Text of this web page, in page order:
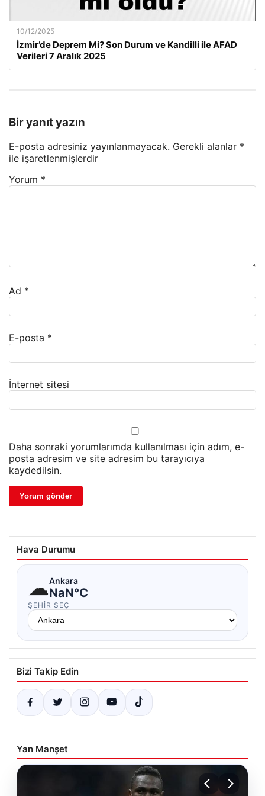
10/12/2025
İzmir’de Deprem Mi? Son Durum ve Kandilli ile AFAD
Verileri 7 Aralık 2025
Bir yanıt yazın
E-posta adresiniz yayınlanmayacak. Gerekli alanlar *
ile işaretlenmişlerdir
Yorum *
Ad *
E-posta *
İnternet sitesi
Daha sonraki yorumlarımda kullanılması için adım, e-
posta adresim ve site adresim bu tarayıcıya
kaydedilsin.
Hava Durumu
☁Ankara
NaN°C
ŞEHIR SEÇ
Bizi Takip Edin
Yan Manşet